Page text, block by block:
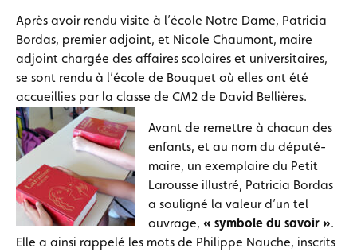
Après avoir rendu visite à l’école Notre Dame, Patricia
Bordas, premier adjoint, et Nicole Chaumont, maire
adjoint chargée des affaires scolaires et universitaires,
se sont rendu à l’école de Bouquet où elles ont été
accueillies par la classe de CM2 de David Bellières.
Avant de remettre à chacun des
enfants, et au nom du député-
maire, un exemplaire du Petit
Larousse illustré, Patricia Bordas
a souligné la valeur d’un tel
ouvrage, « symbole du savoir ».
Elle a ainsi rappelé les mots de Philippe Nauche, inscrits